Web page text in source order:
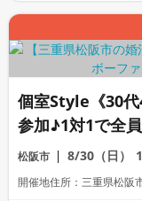
個室Style《30
参加♪1対1で全
活パーティー
松阪市 8/30（日）
開催地住所：三重県松